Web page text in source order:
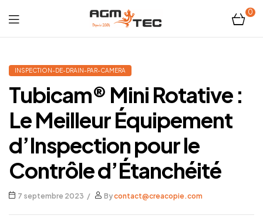
Tubicam®
XL
–
Caméra
d'inspection
Ø50
mm
0
INSPECTION-DE-DRAIN-PAR-CAMERA
Tubicam® Mini Rotative :
Le Meilleur Équipement
d’Inspection pour le
Contrôle d’Étanchéité
7 septembre 2023 Bycontact@creacopie.com